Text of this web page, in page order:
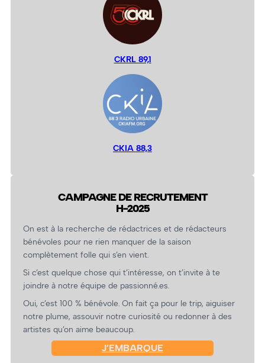
CKRL 89,1
CKIA 88,3
CAMPAGNE DE RECRUTEMENT
H-2025
On est à la recherche de rédactrices et de rédacteurs
bénévoles pour ne rien manquer de la saison
complètement folle qui s’en vient.
Si c’est quelque chose qui t’intéresse, on t’invite à te
joindre à notre équipe de passionné.es.
Oui, c’est 100 % bénévole. On fait ça pour le trip, aiguiser
notre plume, assouvir notre curiosité ou redonner à des
artistes qu’on aime beaucoup.
J’EMBARQUE